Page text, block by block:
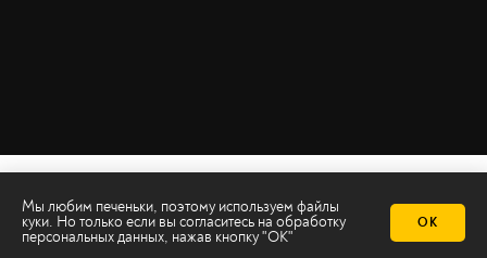
Мы любим печеньки, поэтому используем файлы
куки. Но только если вы согласитесь на обработку
персональных данных, нажав кнопку "ОК"
ОК